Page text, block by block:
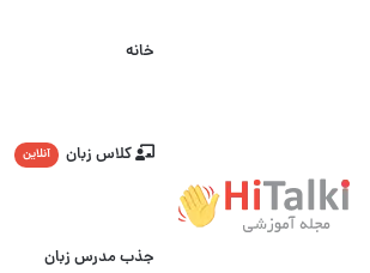
خانه
کلاس زبان آنلاین
جذب مدرس زبان